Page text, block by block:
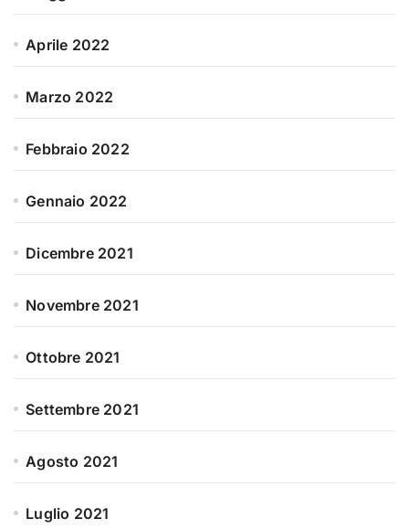
Aprile 2022
Marzo 2022
Febbraio 2022
Gennaio 2022
Dicembre 2021
Novembre 2021
Ottobre 2021
Settembre 2021
Agosto 2021
Luglio 2021